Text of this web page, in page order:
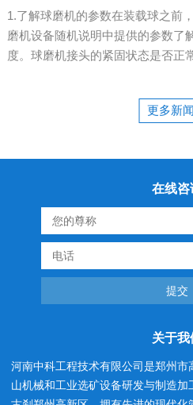
1.了解球磨机的参数在装载球之前
磨机设备随机说明中提供的参数了
度。球磨机接头的紧固状态是否正
磨机的速度。并计算球磨机的临界
更多新
在线咨
关于我
河南中科工程技术有限公司是郑州
山机械和工业选矿设备研发与制造